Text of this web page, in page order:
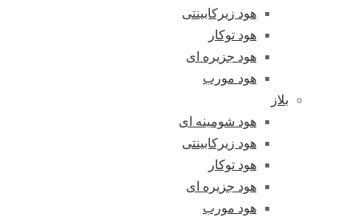
هود زیرکابینتی
هود توکار
هود جزیره ای
هود مورب
بلاز
هود شومینه ای
هود زیرکابینتی
هود توکار
هود جزیره ای
هود مورب